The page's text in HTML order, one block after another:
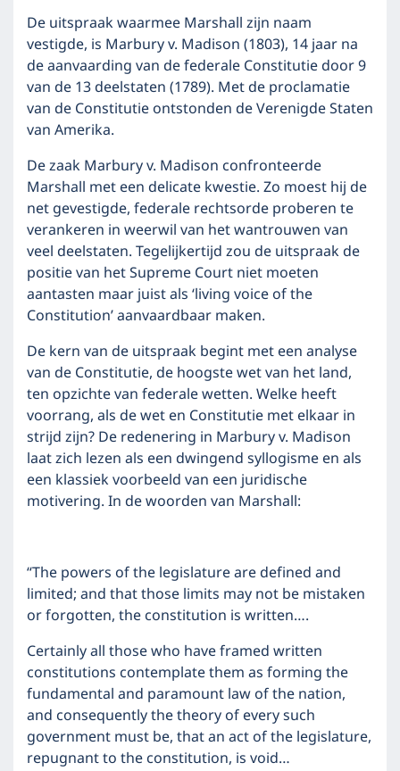
De uitspraak waarmee Marshall zijn naam
vestigde, is Marbury v. Madison (1803), 14 jaar na
de aanvaarding van de federale Constitutie door 9
van de 13 deelstaten (1789). Met de proclamatie
van de Constitutie ontstonden de Verenigde Staten
van Amerika.
De zaak Marbury v. Madison confronteerde
Marshall met een delicate kwestie. Zo moest hij de
net gevestigde, federale rechtsorde proberen te
verankeren in weerwil van het wantrouwen van
veel deelstaten. Tegelijkertijd zou de uitspraak de
positie van het Supreme Court niet moeten
aantasten maar juist als ‘living voice of the
Constitution’ aanvaardbaar maken.
De kern van de uitspraak begint met een analyse
van de Constitutie, de hoogste wet van het land,
ten opzichte van federale wetten. Welke heeft
voorrang, als de wet en Constitutie met elkaar in
strijd zijn? De redenering in Marbury v. Madison
laat zich lezen als een dwingend syllogisme en als
een klassiek voorbeeld van een juridische
motivering. In de woorden van Marshall:
“The powers of the legislature are defined and
limited; and that those limits may not be mistaken
or forgotten, the constitution is written….
Certainly all those who have framed written
constitutions contemplate them as forming the
fundamental and paramount law of the nation,
and consequently the theory of every such
government must be, that an act of the legislature,
repugnant to the constitution, is void…